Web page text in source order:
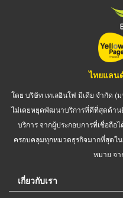
ไทยแลน
โดย บริษัท เทเลอินโฟ มีเดีย จำกัด (
ไม่เคยหยุดพัฒนาบริการที่ดีที่สุดด้าน
บริการ จากผู้ประกอบการที่เชื่อถือ
ครอบคลุมทุกหมวดธุรกิจมากที่สุดใน
หมาย จ
เกี่ยวกับเรา